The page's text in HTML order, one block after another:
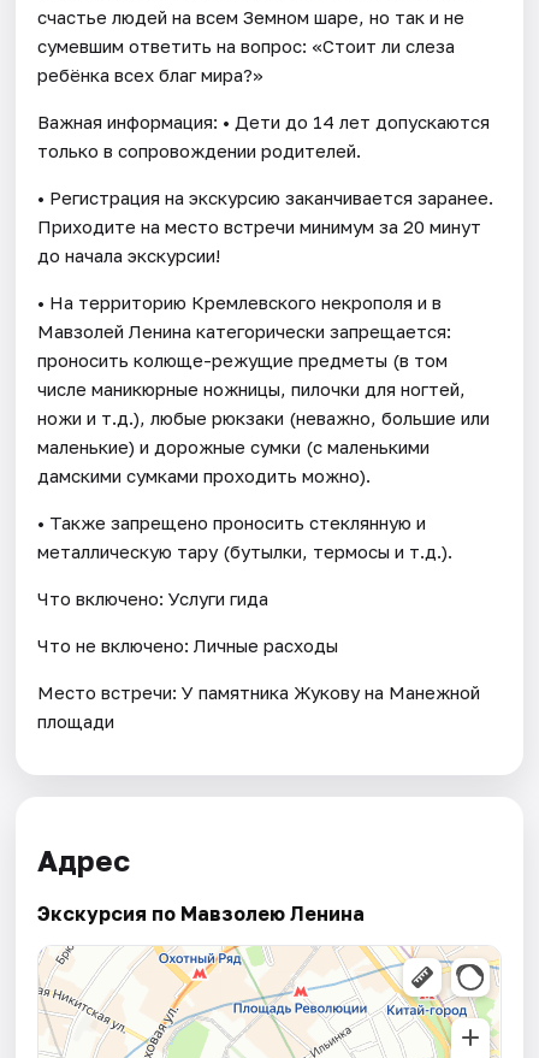
счастье людей на всем Земном шаре, но так и не
сумевшим ответить на вопрос: «Стоит ли слеза
ребёнка всех благ мира?»
Важная информация: • Дети до 14 лет допускаются
только в сопровождении родителей.
• Регистрация на экскурсию заканчивается заранее.
Приходите на место встречи минимум за 20 минут
до начала экскурсии!
• На территорию Кремлевского некрополя и в
Мавзолей Ленина категорически запрещается:
проносить колюще-режущие предметы (в том
числе маникюрные ножницы, пилочки для ногтей,
ножи и т.д.), любые рюкзаки (неважно, большие или
маленькие) и дорожные сумки (с маленькими
дамскими сумками проходить можно).
• Также запрещено проносить стеклянную и
металлическую тару (бутылки, термосы и т.д.).
Что включено: Услуги гида
Что не включено: Личные расходы
Место встречи: У памятника Жукову на Манежной
площади
Адрес
Экскурсия по Мавзолею Ленина